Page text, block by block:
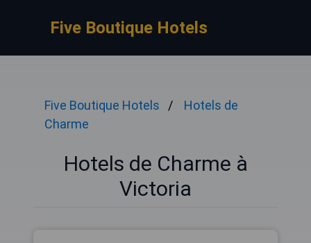
Five Boutique Hotels
Five Boutique Hotels
Hotels de
Charme
Hotels de Charme à
Victoria